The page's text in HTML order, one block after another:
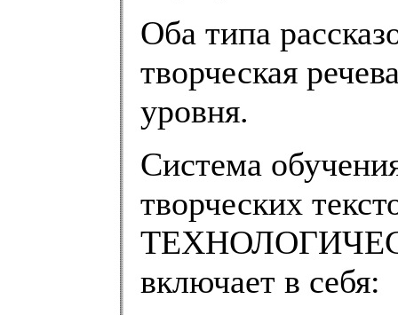
Оба типа
творческая
уровня.
Система
творческих
включает в себя: